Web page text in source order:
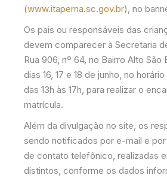
(www.itapema.sc.gov.br), no
Os pais ou responsáveis das
devem comparecer à Secretaria
Rua 906, nº 64, no Bairro Alto São
dias 16, 17 e 18 de junho, no
das 13h às 17h, para realizar o
matrícula.
Além da divulgação no site, os
sendo notificados por e-mail e
de contato telefônico, realizadas
distintos, conforme os dados